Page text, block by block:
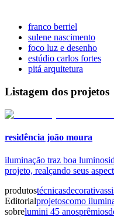
franco berriel
sulene nascimento
foco luz e desenho
estúdio carlos fortes
pitá arquitetura
Listagem dos projetos
residência joão moura
iluminação traz boa
projeto, realçando seus
produtostécnicasdecorativas
Editorialprojetoscomo
sobrelumini 45 anosprêmios